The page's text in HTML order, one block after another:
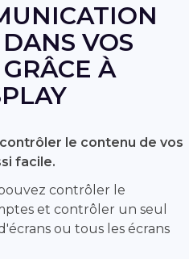
VOS
À
le contenu de vos
facile.
contrôler le
et contrôler un seul
ou tous les écrans